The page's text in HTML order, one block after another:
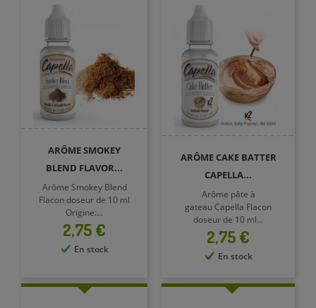
ARÔME SMOKEY
BLEND FLAVOR...
Arôme Smokey Blend
Flacon doseur de 10 ml
Origine:...
Prix
2,75 €
En stock
ARÔME CAKE BATTER
CAPELLA...
Arôme pâte à
gateau Capella Flacon
doseur de 10 ml...
Prix
2,75 €
En stock